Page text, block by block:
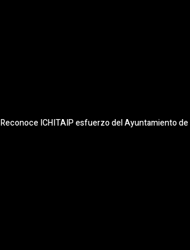
Reconoce ICHITAIP esfuerzo del Ayuntamiento